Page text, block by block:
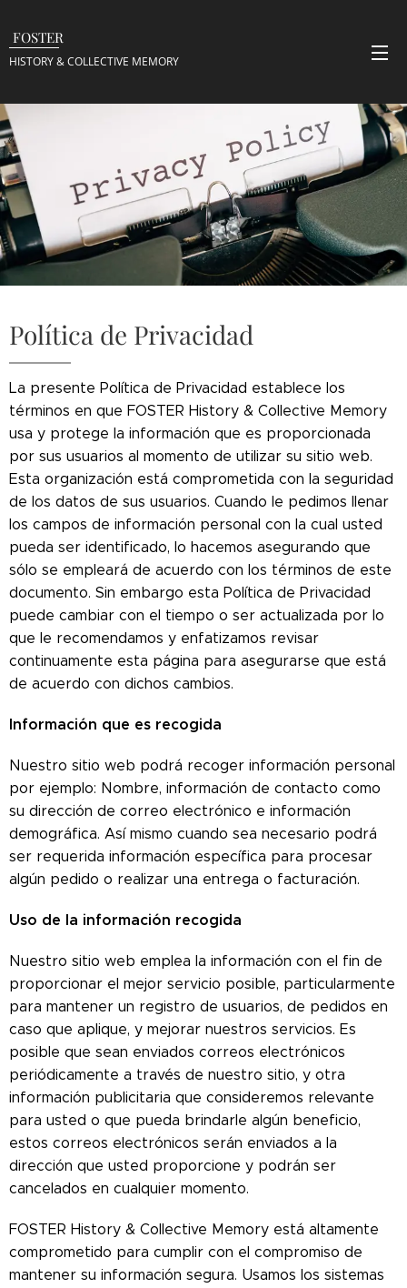
FOSTER
HISTORY & COLLECTIVE MEMORY
Política de Privacidad
La presente Política de Privacidad establece los
términos en que FOSTER History & Collective Memory
usa y protege la información que es proporcionada
por sus usuarios al momento de utilizar su sitio web.
Esta organización está comprometida con la seguridad
de los datos de sus usuarios. Cuando le pedimos llenar
los campos de información personal con la cual usted
pueda ser identificado, lo hacemos asegurando que
sólo se empleará de acuerdo con los términos de este
documento. Sin embargo esta Política de Privacidad
puede cambiar con el tiempo o ser actualizada por lo
que le recomendamos y enfatizamos revisar
continuamente esta página para asegurarse que está
de acuerdo con dichos cambios.
Información que es recogida
Nuestro sitio web podrá recoger información personal
por ejemplo: Nombre, información de contacto como
su dirección de correo electrónico e información
demográfica. Así mismo cuando sea necesario podrá
ser requerida información específica para procesar
algún pedido o realizar una entrega o facturación.
Uso de la información recogida
Nuestro sitio web emplea la información con el fin de
proporcionar el mejor servicio posible, particularmente
para mantener un registro de usuarios, de pedidos en
caso que aplique, y mejorar nuestros servicios. Es
posible que sean enviados correos electrónicos
periódicamente a través de nuestro sitio, y otra
información publicitaria que consideremos relevante
para usted o que pueda brindarle algún beneficio,
estos correos electrónicos serán enviados a la
dirección que usted proporcione y podrán ser
cancelados en cualquier momento.
FOSTER History & Collective Memory está altamente
comprometido para cumplir con el compromiso de
mantener su información segura. Usamos los sistemas